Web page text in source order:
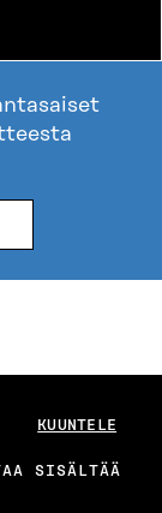
KUUNTELE
SISÄLTÄÄ